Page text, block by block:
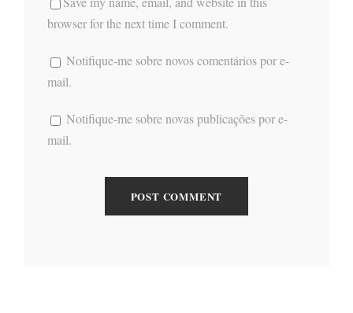
browser for the next time I comment.
Notifique-me sobre novos comentários por e-
mail.
Notifique-me sobre novas publicações por e-
mail.